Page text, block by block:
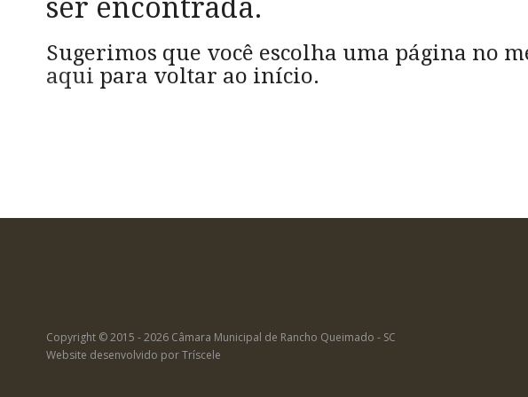
ser encontrada.
Sugerimos que você escolha uma página no
aqui para voltar ao início.
Copyright © 2015 - 2026 Câmara Municipal de Rancho Queimado - SC
Website desenvolvido porTríscele